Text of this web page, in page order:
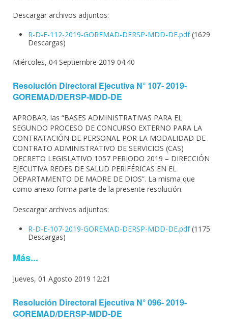
Descargar archivos adjuntos:
R-D-E-112-2019-GOREMAD-DERSP-MDD-DE.pdf(1629
Descargas)
Miércoles, 04 Septiembre 2019 04:40
Resolución Directoral Ejecutiva N° 107- 2019-
GOREMAD/DERSP-MDD-DE
APROBAR, las “BASES ADMINISTRATIVAS PARA EL
SEGUNDO PROCESO DE CONCURSO EXTERNO PARA LA
CONTRATACIÓN DE PERSONAL POR LA MODALIDAD DE
CONTRATO ADMINISTRATIVO DE SERVICIOS (CAS)
DECRETO LEGISLATIVO 1057 PERIODO 2019 – DIRECCIÓN
EJECUTIVA REDES DE SALUD PERIFÉRICAS EN EL
DEPARTAMENTO DE MADRE DE DIOS”. La misma que
como anexo forma parte de la presente resolución.
Descargar archivos adjuntos:
R-D-E-107-2019-GOREMAD-DERSP-MDD-DE.pdf(1175
Descargas)
Más...
Jueves, 01 Agosto 2019 12:21
Resolución Directoral Ejecutiva N° 096- 2019-
GOREMAD/DERSP-MDD-DE